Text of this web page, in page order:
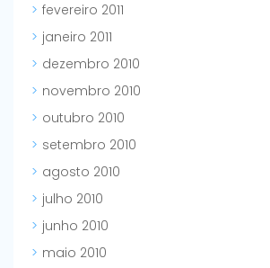
fevereiro 2011
janeiro 2011
dezembro 2010
novembro 2010
outubro 2010
setembro 2010
agosto 2010
julho 2010
junho 2010
maio 2010